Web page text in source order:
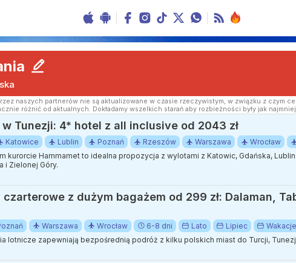
naszych partnerów nie są aktualizowane w czasie rzeczywistym, w związku z czym
różnić od aktualnych. Dokładamy wszelkich starań aby rozbieżności były jak
Tunezji: 4* hotel z all inclusive od 2043 zł
Katowice Lublin Poznań Rzeszów Warszawa Wrocław
kurorcie Hammamet to idealna propozycja z wylotami z Katowic, Gdańska,
i Zielonej Góry.
z dużym bagażem od 299 zł: Dalaman,
Warszawa Wrocław 6-8 dni Lato Lipiec Wakacje
lotnicze zapewniają bezpośrednią podróż z kilku polskich miast do Turcji,